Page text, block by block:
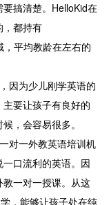
搞清楚。HelloKid在
，都持有
平均教龄在左右的
因为少儿刚学英语的
要让孩子有良好的
，会容易很多。
对一外教英语培训机
口流利的英语。因
一对一授课。从这
，能够让孩子处在纯